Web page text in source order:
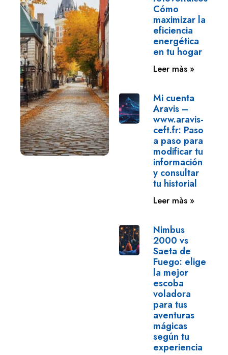
Cómo
maximizar la
eficiencia
energética
en tu hogar
Leer màs »
Mi cuenta
Aravis –
www.aravis-
ceft.fr: Paso
a paso para
modificar tu
información
y consultar
tu historial
Leer màs »
Nimbus
2000 vs
Saeta de
Fuego: elige
la mejor
escoba
voladora
para tus
aventuras
mágicas
según tu
experiencia